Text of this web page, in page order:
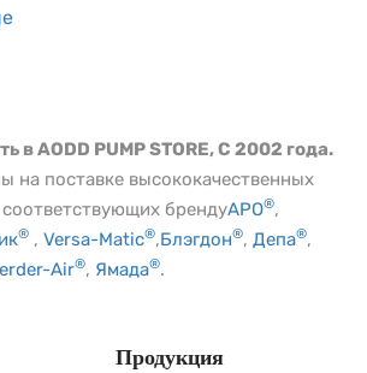
в AODD PUMP STORE, С 2002 года.
на поставке высококачественных
брендуАРО®,
® , Versa-Matic®,Блэгдон®, Депа®,
Air®, Ямада®.
Продукция